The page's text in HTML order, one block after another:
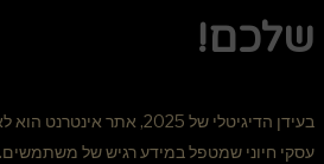
שלכם!
בעידן הדיגיטלי של 2025, אתר
עסקי חיוני שמטפל במידע רגיש של